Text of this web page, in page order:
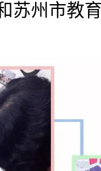
苏州市教